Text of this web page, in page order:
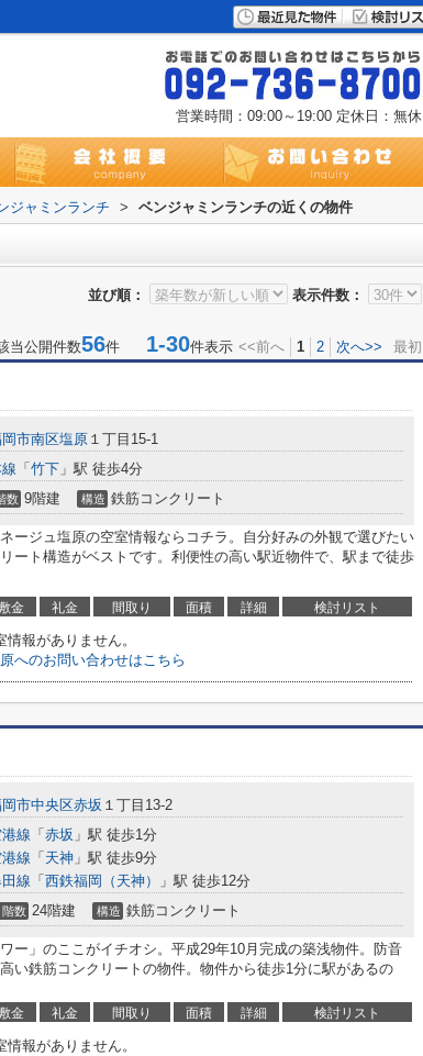
営業時間：09:00～19:00 定休日：無休
ジャミンランチ > ベンジャミンランチの近くの物件
並び順： 表示件数：
当公開件数56件 1-30件表示 <<前へ 1 2 次へ>> 最初
市南区塩原 １丁目15-1
「 竹下 」駅 徒歩4分
数 9階建 構造 鉄筋コンクリート
ージュ塩原の空室情報ならコチラ。自分好みの外観で選びたい
ート構造がベストです。利便性の高い駅近物件で、駅まで徒歩
金 礼金 間取り 面積 詳細 検討リスト
情報がありません。
へのお問い合わせはこちら
市中央区赤坂 １丁目13-2
線 「 赤坂 」駅 徒歩1分
線 「 天神 」駅 徒歩9分
線 「 西鉄福岡（天神） 」駅 徒歩12分
階数 24階建 構造 鉄筋コンクリート
ワー」のここがイチオシ。平成29年10月完成の築浅物件。防音
い鉄筋コンクリートの物件。物件から徒歩1分に駅があるの
金 礼金 間取り 面積 詳細 検討リスト
情報がありません。